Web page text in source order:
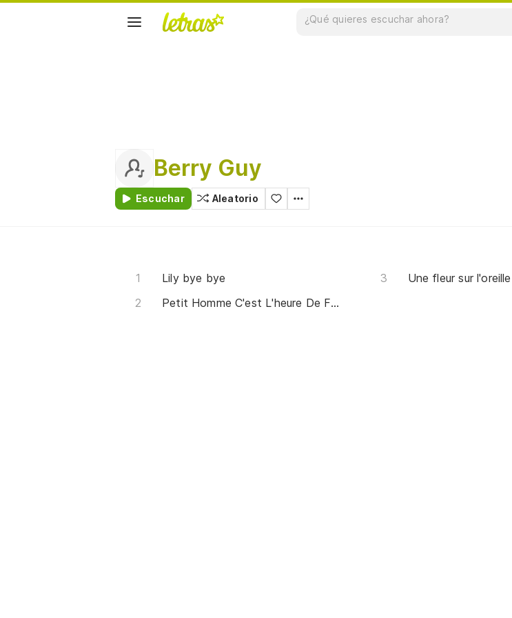
Berry Guy
Escuchar Aleatorio
Lily bye bye
Petit Homme C'est L'heure De Faire Dodo
Une fleur sur l'oreille